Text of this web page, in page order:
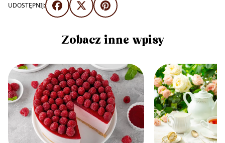
UDOSTĘPNIJ:
Zobacz inne wpisy